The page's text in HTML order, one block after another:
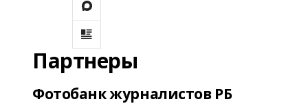
Партнеры
Фотобанк журналистов РБ